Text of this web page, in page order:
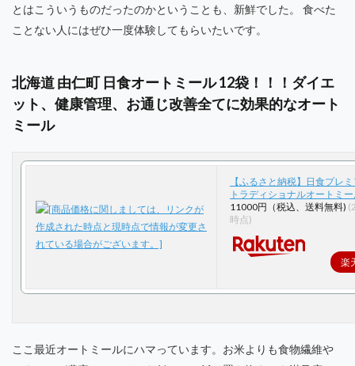
とはこういうものだったのかということも、新鮮でした。 食べた
ことない人にはぜひ一度体験してもらいたいです。
北海道 由仁町 日食オートミール 12袋！！！ダイエ
ット、健康管理、お通じ改善全てに効果的なオート
ミール
【ふるさと納税】日食プレ
トラディショナルオートミ
11000円（税込、送料無料)
時点)
楽
ここ最近オートミールにハマっています。お米よりも食物繊維や